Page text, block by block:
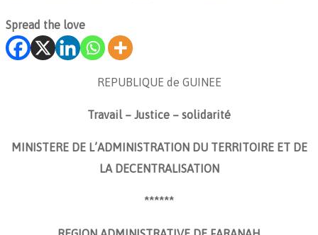
Spread the love
REPUBLIQUE de GUINEE
Travail – Justice – solidarité
MINISTERE DE L’ADMINISTRATION DU TERRITOIRE ET DE
LA DECENTRALISATION
******